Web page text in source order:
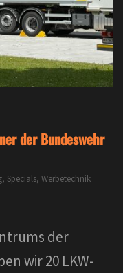
der Bundeswehr
, Specials, Werbetechnik
der
wir 20 LKW-